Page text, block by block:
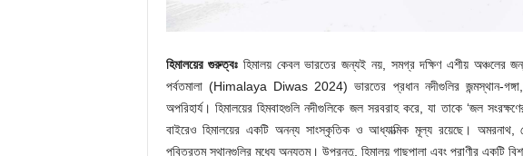
হিমালয়ের গুরুত্বঃ হিমালয় কেবল ভারতের জন্যই নয়, সমগ্র দক্ষিণ এশীয় অঞ্চলের
পর্বতমালা (Himalaya Diwas 2024) ভারতের প্রধান নদীগুলির জন্মস্থান-
অপরিহার্য। হিমালয়ের হিমবাহগুলি নদীগুলিকে জল সরবরাহ করে, যা তাকে ‘জল
বাইরেও হিমালয়ের একটি অনন্য সাংস্কৃতিক ও আধ্যাত্মিক মূল্য রয়েছে। অমরনাথ,
পবিত্রতম স্থানগুলির মধ্যে অন্যতম। উপরন্তু, হিমালয় গাছপালা এবং প্রাণীর একটি